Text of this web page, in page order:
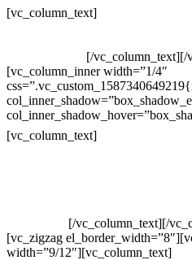
[vc_column_text]
[/vc_column_text][/
[vc_column_inner width=”1/4″
[vc_column_text]
[/vc_column_text][/
[vc_zigzag
width=”9/12″][vc_column_text]